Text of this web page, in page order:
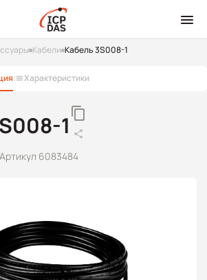
Кабели Кабель 3S008-1
Характеристики
1
Артикул 6083484